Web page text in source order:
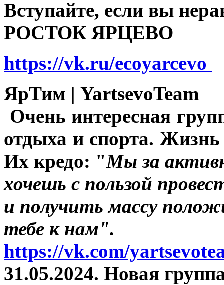
Вступайте, если вы
РОСТОК ЯРЦЕВО
https://vk.ru/ecoyarcevo
ЯрТим | YartsevoTeam
Очень интересная
отдыха и спорта.
Их кредо: "Мы за
хочешь с пользой
и получить массу
тебе к нам".
https://vk.com/
31.05.2024. Новая